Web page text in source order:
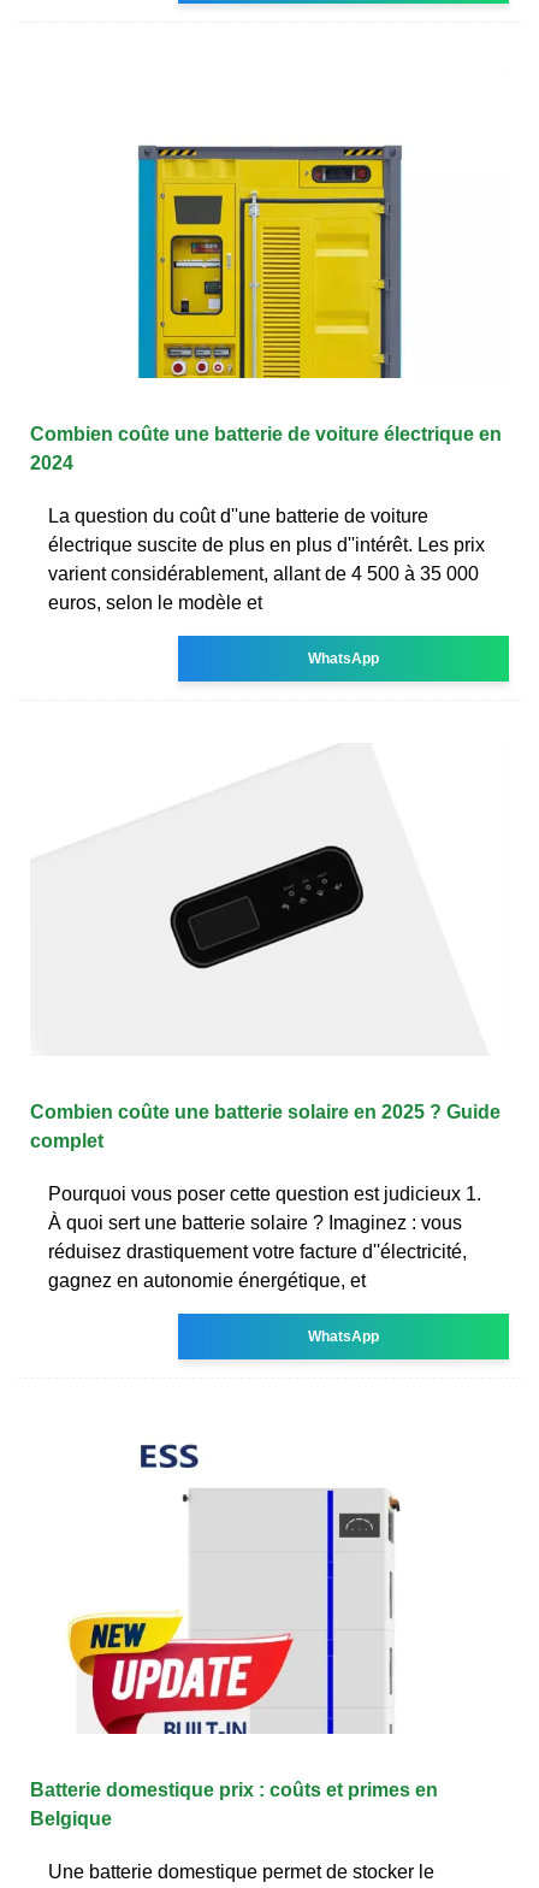
Combien coûte une batterie de voiture électrique en
2024
La question du coût d''une batterie de voiture
électrique suscite de plus en plus d''intérêt. Les prix
varient considérablement, allant de 4 500 à 35 000
euros, selon le modèle et
WhatsApp
Combien coûte une batterie solaire en 2025 ? Guide
complet
Pourquoi vous poser cette question est judicieux 1.
À quoi sert une batterie solaire ? Imaginez : vous
réduisez drastiquement votre facture d''électricité,
gagnez en autonomie énergétique, et
WhatsApp
Batterie domestique prix : coûts et primes en
Belgique
Une batterie domestique permet de stocker le